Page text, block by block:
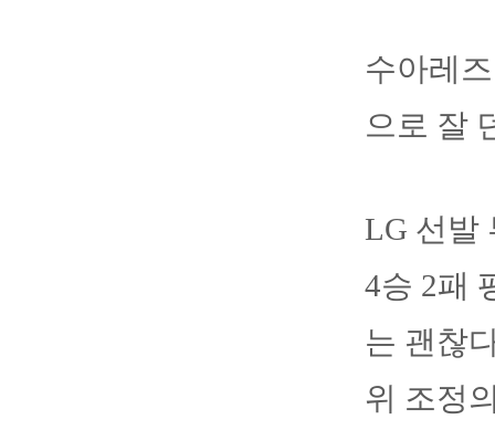
수아레
으로 잘
LG 선발
4승 2패
는 괜찮
위 조정